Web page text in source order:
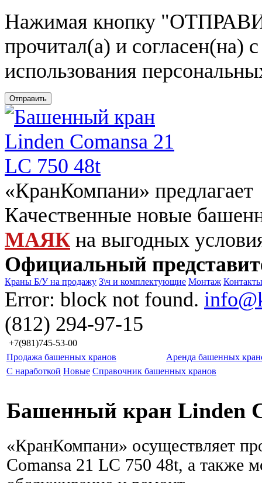
Нажимая кнопку
прочитал(а) и согласен(на)
использования
Отправить
«КранКомпани» предлагает
Качественные новые
МАЯК на выгодных
Официальный
Краны Б/У на продажу З\ч и комплектующие Монтаж Контакты
Error: block not found.
(812) 294-97-15
+7(981)745-53-00
Продажа башенных кранов
Аренда башенных
С наработкой Новые Справочник башенных кранов
Башенный кран Linden
«КранКомпани» осуществляет
Comansa 21 LC 750 48t, а также